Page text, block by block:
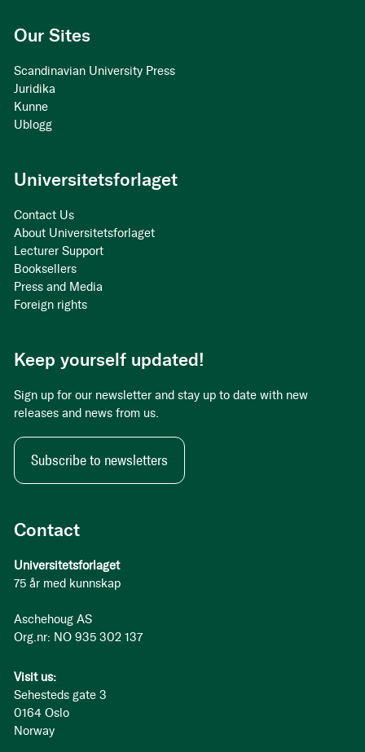
Contact
Universitetsforlaget
75 år med kunnskap
Aschehoug AS
Org.nr: NO 935 302 137
Visit us:
Sehesteds gate 3
0164 Oslo
Norway
Our Sites
Scandinavian University Press
Juridika
Kunne
Ublogg
Universitetsforlaget
Contact Us
About Universitetsforlaget
Lecturer Support
Booksellers
Press and Media
Foreign rights
Keep yourself updated!
Sign up for our newsletter and stay up to date with new
releases and news from us.
Subscribe to newsletters